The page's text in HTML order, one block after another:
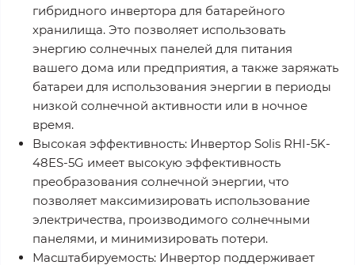
гибридного инвертора для батарейного
хранилища. Это позволяет использовать
энергию солнечных панелей для питания
вашего дома или предприятия, а также заряжать
батареи для использования энергии в периоды
низкой солнечной активности или в ночное
время.
Высокая эффективность: Инвертор Solis RHI-5K-
48ES-5G имеет высокую эффективность
преобразования солнечной энергии, что
позволяет максимизировать использование
электричества, производимого солнечными
панелями, и минимизировать потери.
Масштабируемость: Инвертор поддерживает